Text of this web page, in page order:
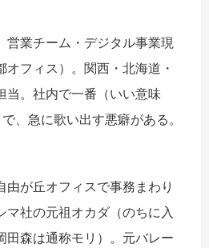
営業チーム・デジタル事業現
オフィス）。関西・北海道・
当。社内で一番（いい意味
、急に歌い出す悪癖がある。
が丘オフィスで事務まわり
マ社の元祖オカダ（のちに入
田森は通称モリ）。元バレー